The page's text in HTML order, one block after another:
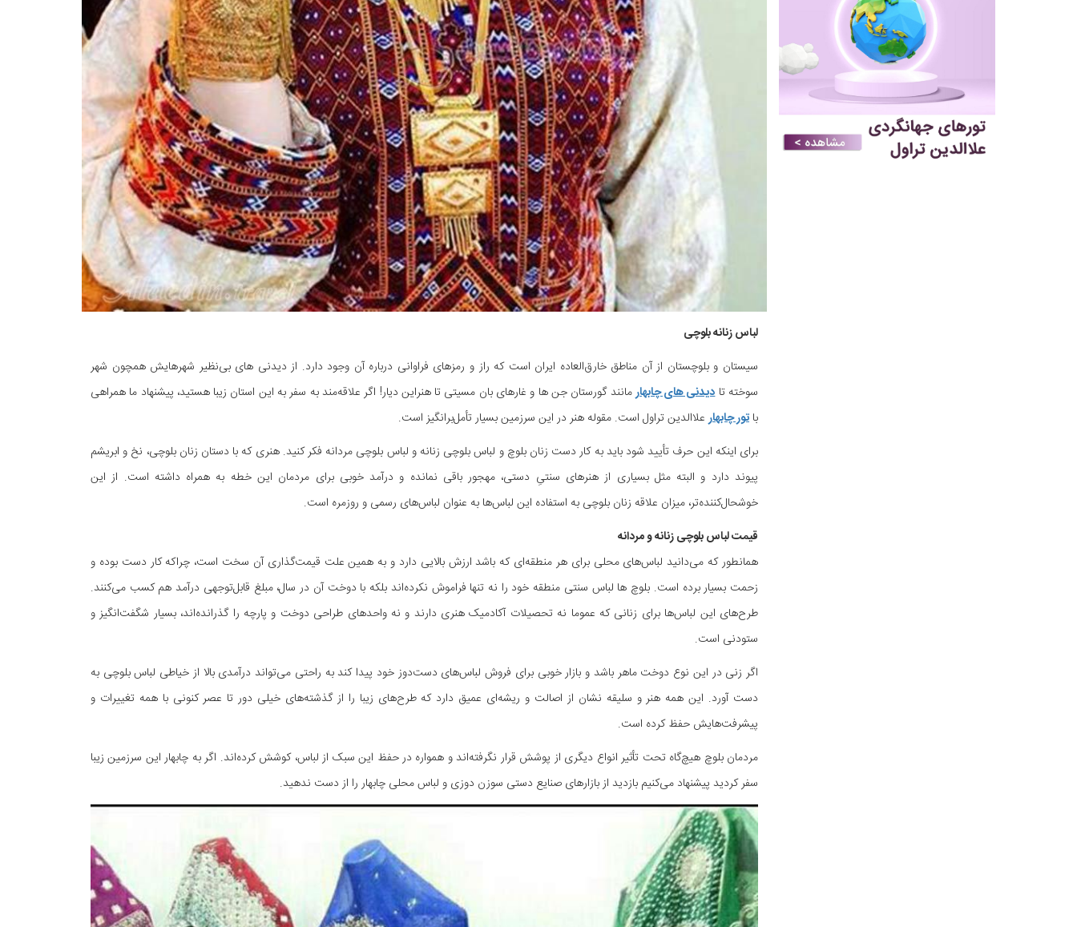
لباس زنانه بلوچی
سیستان و بلوچستان از آن مناطق خارق‌العاده ایران است که راز و رمزهای فراوانی درباره آن وجود دارد. از دیدنی های بی‌نظیر شهرهایش همچون شهر
سوخته تادیدنی های چابهارمانند گورستان جن ها و غارهای بان مسیتی تا هنراین دیار! اگر علاقه‌مند به سفر به این استان زیبا هستید، پیشنهاد ما همراهی
با تور چابهار علاالدین تراول است. مقوله هنر در این سرزمین بسیار تأمل‌برانگیز است.
برای اینکه این حرف تأیید شود باید به کار دست زنان بلوچ و لباس بلوچی زنانه و لباس بلوچی مردانه فکر کنید. هنری که با دستان زنان بلوچی، نخ و ابریشم
پیوند دارد و البته مثل بسیاری از هنرهای سنتیِ دستی، مهجور باقی نمانده و درآمد خوبی برای مردمان این خطه به همراه داشته است. از این
خوشحال‌کننده‌تر، میزان علاقه زنان بلوچی به استفاده این لباس‌ها به عنوان لباس‌های رسمی و روزمره است.
قیمت لباس بلوچی زنانه و مردانه
همانطور که می‌دانید لباس‌های محلی برای هر منطقه‌ای که باشد ارزش بالایی دارد و به همین علت قیمت‌گذاری آن سخت است، چراکه کار دست بوده و
زحمت بسیار برده است. بلوچ ها لباس سنتی منطقه خود را نه تنها فراموش نکرده‌اند بلکه با دوخت آن در سال، مبلغ قابل‌توجهی درآمد هم کسب می‌کنند.
طرح‌های این لباس‌ها برای زنانی که عموما نه تحصیلات آکادمیک هنری دارند و نه واحدهای طراحی دوخت و پارچه را گذرانده‌اند، بسیار شگفت‌انگیز و
ستودنی است.
اگر زنی در این نوع دوخت ماهر باشد و بازار خوبی برای فروش لباس‌های دست‌دوز خود پیدا کند به راحتی می‌تواند درآمدی بالا از خیاطی لباس بلوچی به
دست آورد. این همه هنر و سلیقه نشان از اصالت و ریشه‌ای عمیق دارد که طرح‌های زیبا را از گذشته‌های خیلی دور تا عصر کنونی با همه تغییرات و
پیشرفت‌هایش حفظ کرده است.
مردمان بلوچ هیچ‌گاه تحت تأثیر انواع دیگری از پوشش قرار نگرفته‌اند و همواره در حفظ این سبک از لباس، کوشش کرده‌اند. اگر به چابهار این سرزمین زیبا
سفر کردید پیشنهاد می‌کنیم بازدید از بازارهای صنایع دستی سوزن دوزی و لباس محلی چابهار را از دست ندهید.